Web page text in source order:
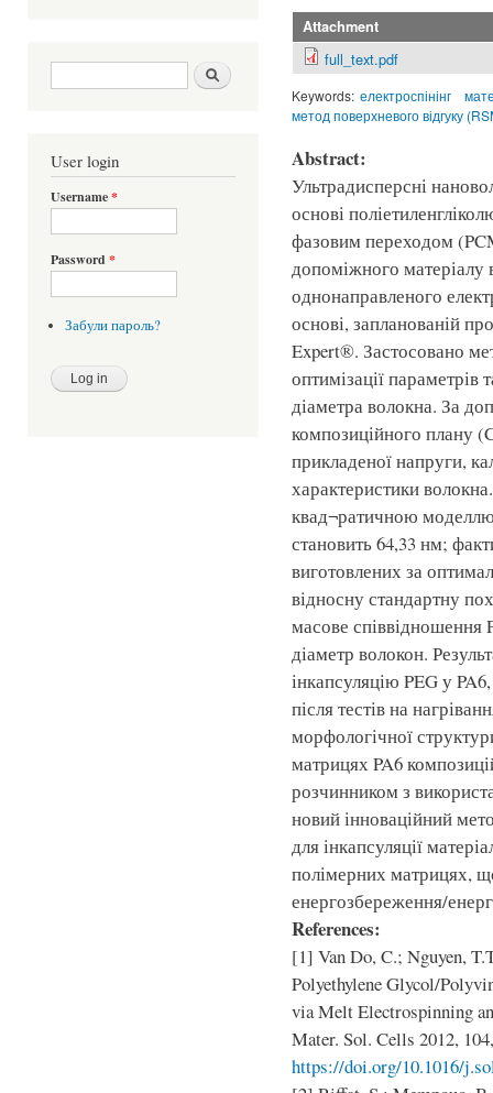
Search form Шукати
User login
Username*
Password *
Забули пароль?
Attachment
full_text.pdf
Keywords: електроспінінг
метод поверхневого відгуку
Abstract:
Ультрадисперсні
основі
фазовим переходом
допоміжного
однонаправленого
основі, запланованій
Expert®. Застосовано
оптимізації параметрів
діаметра волокна. За
композиційного плану
прикладеної напруги,
характеристики
квад¬ратичною
становить 64,33 нм;
виготовлених за
відносну стандартну
масове співвідношення
діаметр волокон.
інкапсуляцію PEG у
після тестів на
морфологічної
матрицях PA6
розчинником з
новий інноваційний
для інкапсуляції
полімерних матрицях,
енергозбереження/
References:
[1] Van Do, C.; Nguyen,
Polyethylene Glycol/
via Melt Electrospinning
Mater. Sol. Cells 2012,
https://doi.org/10.1016/